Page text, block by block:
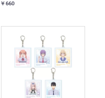
￥660